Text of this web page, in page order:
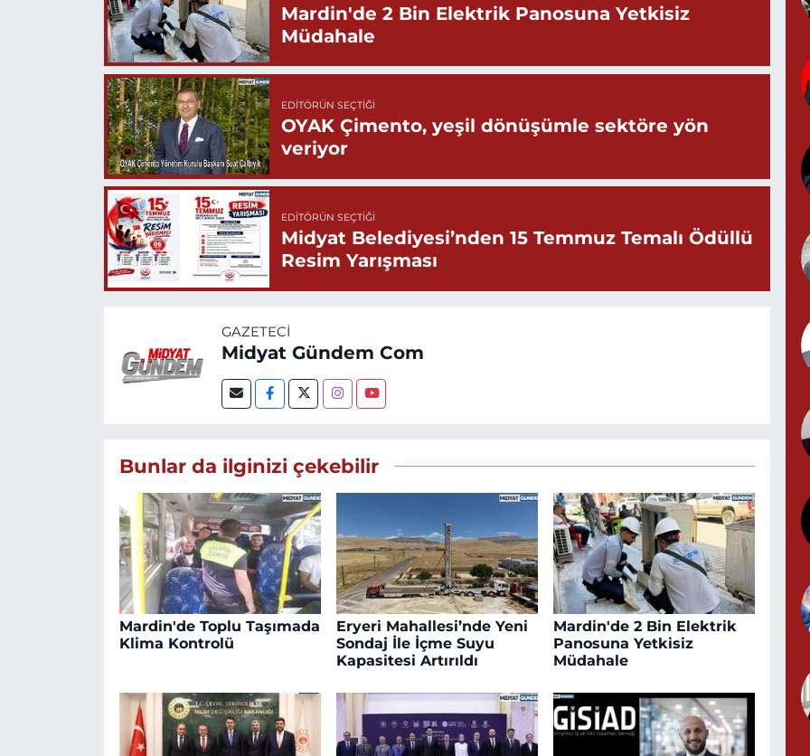
Mardin'de 2 Bin Elektrik Panosuna Yetkisiz
Müdahale
EDITÖRÜN SEÇTIĞI
OYAK Çimento, yeşil dönüşümle sektöre yön
veriyor
EDITÖRÜN SEÇTIĞI
Midyat Belediyesi’nden 15 Temmuz Temalı Ödüllü
Resim Yarışması
GAZETECI
Midyat Gündem Com
Bunlar da ilginizi çekebilir
Mardin'de Toplu Taşımada
Klima Kontrolü
Eryeri Mahallesi’nde Yeni
Sondaj İle İçme Suyu
Kapasitesi Artırıldı
Mardin'de 2 Bin Elektrik
Panosuna Yetkisiz
Müdahale